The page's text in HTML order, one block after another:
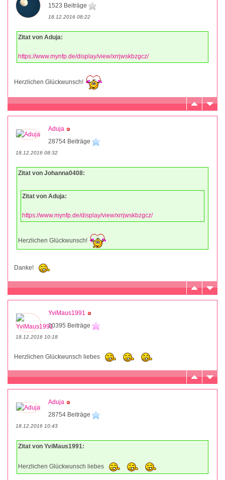
1523 Beiträge
18.12.2016 08:22
Zitat von Aduja:
https://www.mynfp.de/display/view/xrrjwskbzgcz/
Herzlichen Glückwunsch!
Aduja
28754 Beiträge
18.12.2016 08:32
Zitat von Johanna0408:
Zitat von Aduja:
https://www.mynfp.de/display/view/xrrjwskbzgcz/
Herzlichen Glückwunsch!
Danke!
YviMaus1991
10395 Beiträge
18.12.2016 10:18
Herzlichen Glückwunsch liebes
Aduja
28754 Beiträge
18.12.2016 10:43
Zitat von YviMaus1991:
Herzlichen Glückwunsch liebes